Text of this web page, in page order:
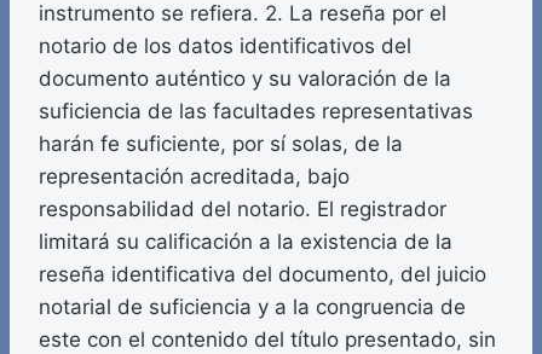
instrumento se refiera. 2. La reseña por el
notario de los datos identificativos del
documento auténtico y su valoración de la
suficiencia de las facultades representativas
harán fe suficiente, por sí solas, de la
representación acreditada, bajo
responsabilidad del notario. El registrador
limitará su calificación a la existencia de la
reseña identificativa del documento, del juicio
notarial de suficiencia y a la congruencia de
este con el contenido del título presentado, sin